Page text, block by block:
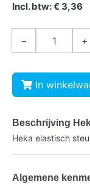
Incl. btw: € 3,36
− +
In
Beschrijving
Heka elastisch
Algemene